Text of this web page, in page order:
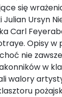
się
Ursyn
Carl
Opisy
nie
w
walory